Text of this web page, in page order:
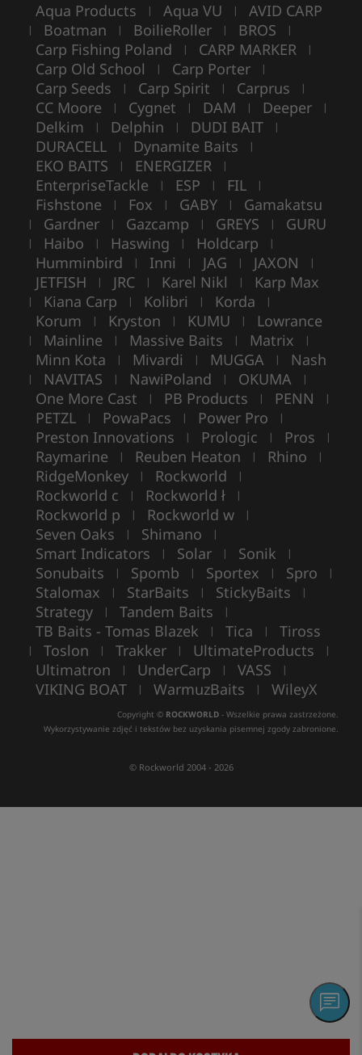
Aqua Products | Aqua VU | AVID CARP
| Boatman | BoilieRoller | BROS |
Carp Fishing Poland | CARP MARKER |
Carp Old School | Carp Porter |
Carp Seeds | Carp Spirit | Carprus |
CC Moore | Cygnet | DAM | Deeper |
Delkim | Delphin | DUDI BAIT |
DURACELL | Dynamite Baits |
EKO BAITS | ENERGIZER |
EnterpriseTackle | ESP | FIL |
Fishstone | Fox | GABY | Gamakatsu
| Gardner | Gazcamp | GREYS | GURU
| Haibo | Haswing | Holdcarp |
Humminbird | Inni | JAG | JAXON |
JETFISH | JRC | Karel Nikl | Karp Max
| Kiana Carp | Kolibri | Korda |
Korum | Kryston | KUMU | Lowrance
| Mainline | Massive Baits | Matrix |
Minn Kota | Mivardi | MUGGA | Nash
| NAVITAS | NawiPoland | OKUMA |
One More Cast | PB Products | PENN |
PETZL | PowaPacs | Power Pro |
Preston Innovations | Prologic | Pros |
Raymarine | Reuben Heaton | Rhino |
RidgeMonkey | Rockworld |
Rockworld c | Rockworld ł |
Rockworld p | Rockworld w |
Seven Oaks | Shimano |
Smart Indicators | Solar | Sonik |
Sonubaits | Spomb | Sportex | Spro |
Stalomax | StarBaits | StickyBaits |
Strategy | Tandem Baits |
TB Baits - Tomas Blazek | Tica | Tiross
| Toslon | Trakker | UltimateProducts |
Ultimatron | UnderCarp | VASS |
VIKING BOAT | WarmuzBaits | WileyX
Copyright © ROCKWORLD - Wszelkie prawa zastrzeżone.
Wykorzystywanie zdjęć i tekstów bez uzyskania pisemnej zgody zabronione.
© Rockworld 2004 - 2026